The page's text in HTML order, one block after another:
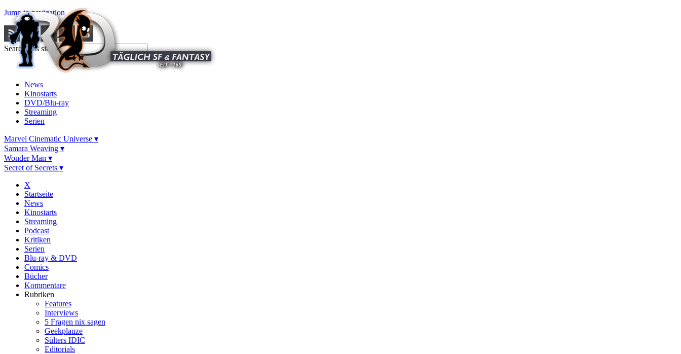
Jump to navigation
Search this site
News
Kinostarts
DVD/Blu-ray
Streaming
Serien
Marvel Cinematic Universe ▾
Samara Weaving ▾
Wonder Man ▾
Secret of Secrets ▾
X
Startseite
News
Kinostarts
Streaming
Podcast
Kritiken
Serien
Blu-ray & DVD
Comics
Bücher
Kommentare
Rubriken
Features
Interviews
5 Fragen nix sagen
Geekplauze
Sülters IDIC
Editorials